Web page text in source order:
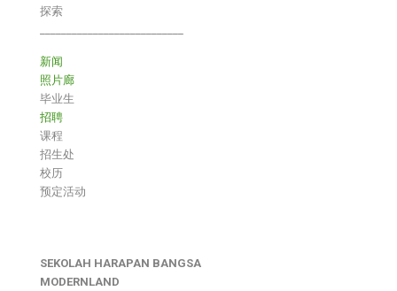
探索
新闻
照片廊
毕业生
招聘
课程
招生处
校历
预定活动
SEKOLAH HARAPAN BANGSA
MODERNLAND